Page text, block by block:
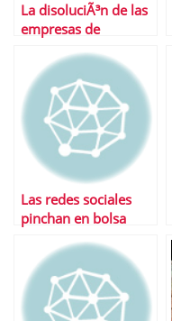
La disoluciÃ³n de las
empresas de
ocurre y cÃ³mo
evitarla
Las redes sociales
pinchan en bolsa